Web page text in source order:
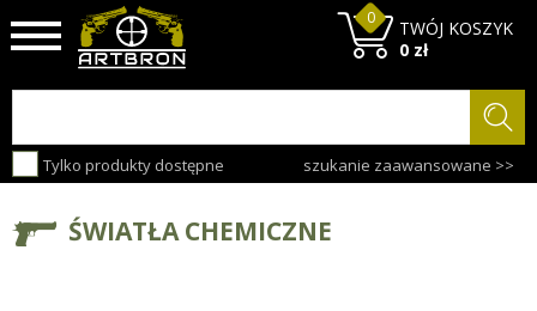
Tylko produkty dostępne szukanie zaawansowane >>
TWÓJ KOSZYK
0
0 zł
ŚWIATŁA CHEMICZNE